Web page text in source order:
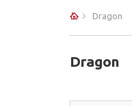
Dragon
Dragon